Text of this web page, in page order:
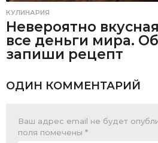
КУЛИНАРИЯ
Невероятно
все деньги мира.
запиши рецепт
ОДИН КОММЕНТАРИЙ
Ваш адрес email не будет
поля помечены *